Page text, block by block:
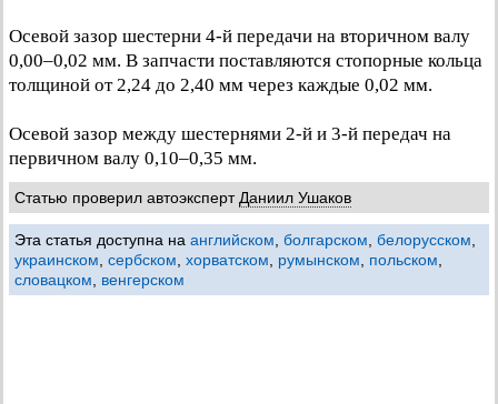
Осевой зазор шестерни 4-й передачи на вторичном валу
0,00–0,02 мм. В запчасти поставляются стопорные кольца
толщиной от 2,24 до 2,40 мм через каждые 0,02 мм.
Осевой зазор между шестернями 2-й и 3-й передач на
первичном валу 0,10–0,35 мм.
Статью проверил автоэкспертДаниил Ушаков
Эта статья доступна на английском, болгарском, белорусском,
украинском, сербском, хорватском, румынском, польском,
словацком, венгерском